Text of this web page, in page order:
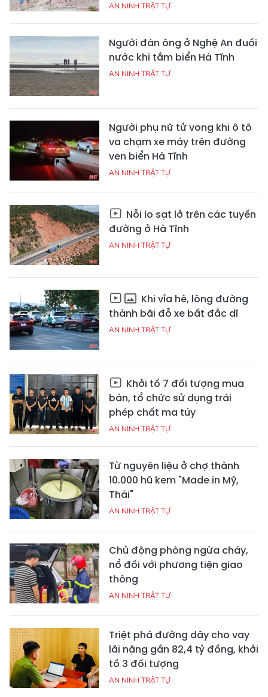
AN NINH TRẬT TỰ
Người đàn ông ở Nghệ An đuối
nước khi tắm biển Hà Tĩnh
AN NINH TRẬT TỰ
Người phụ nữ tử vong khi ô tô
va chạm xe máy trên đường
ven biển Hà Tĩnh
AN NINH TRẬT TỰ
Nỗi lo sạt lở trên các tuyến
đường ở Hà Tĩnh
AN NINH TRẬT TỰ
Khi vỉa hè, lòng đường
thành bãi đỗ xe bất đắc dĩ
AN NINH TRẬT TỰ
Khởi tố 7 đối tượng mua
bán, tổ chức sử dụng trái
phép chất ma túy
AN NINH TRẬT TỰ
Từ nguyên liệu ở chợ thành
10.000 hũ kem "Made in Mỹ,
Thái"
AN NINH TRẬT TỰ
Chủ động phòng ngừa cháy,
nổ đối với phương tiện giao
thông
AN NINH TRẬT TỰ
Triệt phá đường dây cho vay
lãi nặng gần 82,4 tỷ đồng, khởi
tố 3 đối tượng
AN NINH TRẬT TỰ